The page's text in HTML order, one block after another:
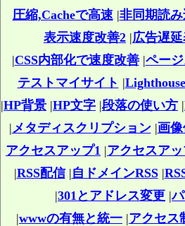
圧縮,Cacheで高速|非同期読
表示速度改善2 |広告遅
|CSS内部化で速度改善|ペー
テストマイサイト |
|HP背景 |HP文字 |段落の使い方 |
|メタディスクリプション|画
アクセスアップ1 |アクセスア
|RSS配信|自ドメインRSS|
|301とアドレス変更 |
|wwwの有無と統一 |アクセス